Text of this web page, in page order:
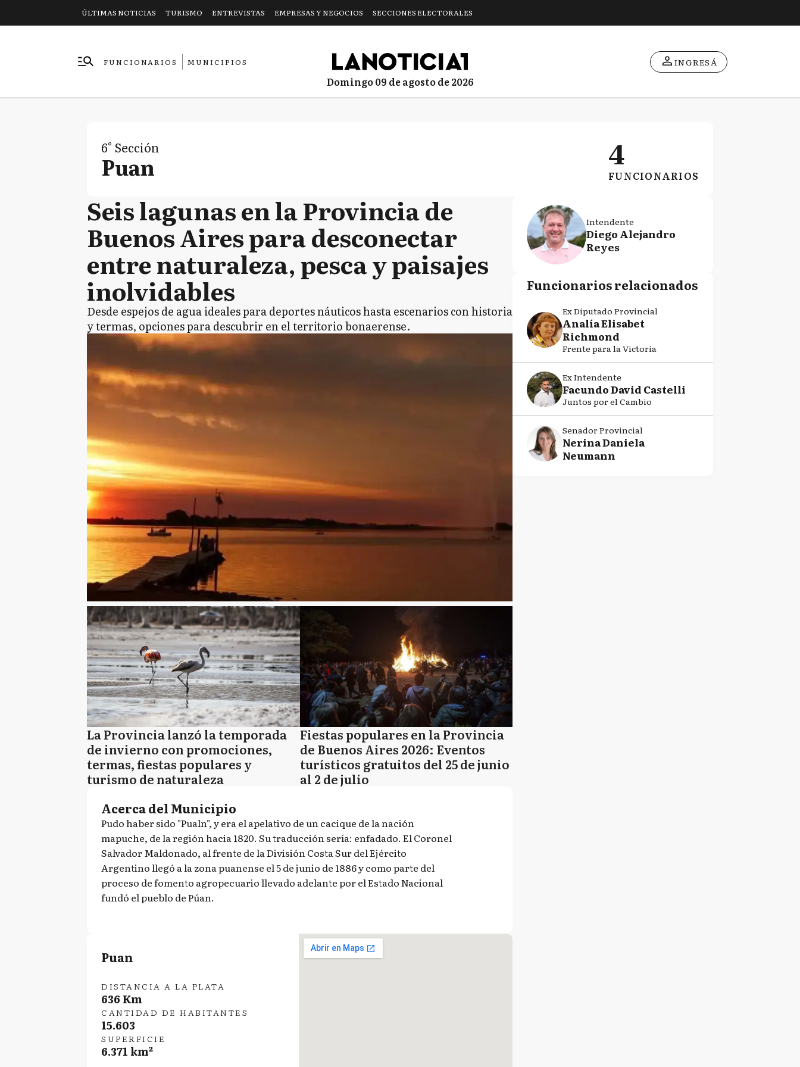
ÚLTIMAS NOTICIAS TURISMO ENTREVISTAS EMPRESAS Y NEGOCIOS SECCIONES ELECTORALES
FUNCIONARIOS
MUNICIPIOS
domingo 09 de agosto de 2026
INGRESÁ
6° Sección
Puan 4
FUNCIONARIOS
Seis lagunas en la Provincia de
Buenos Aires para desconectar
entre naturaleza, pesca y paisajes
inolvidables
Desde espejos de agua ideales para deportes náuticos hasta escenarios con historia
y termas, opciones para descubrir en el territorio bonaerense.
La Provincia lanzó la temporada
de invierno con promociones,
termas, fiestas populares y
turismo de naturaleza
Fiestas populares en la Provincia
de Buenos Aires 2026: Eventos
turísticos gratuitos del 25 de junio
al 2 de julio
Acerca del Municipio
Pudo haber sido "Pualn", y era el apelativo de un cacique de la nación
mapuche, de la región hacia 1820. Su traducción sería: enfadado. El Coronel
Salvador Maldonado, al frente de la División Costa Sur del Ejército
Argentino llegó a la zona puanense el 5 de junio de 1886 y como parte del
proceso de fomento agropecuario llevado adelante por el Estado Nacional
fundó el pueblo de Púan.
Puan
DISTANCIA A LA PLATA
636 Km
CANTIDAD DE HABITANTES
15.603
SUPERFICIE
6.371 km²
Intendente
Diego Alejandro
Reyes
Funcionarios relacionados
Ex Diputado Provincial
Analía Elisabet
Richmond
Frente para la Victoria
Ex Intendente
Facundo David Castelli
Juntos por el Cambio
Senador Provincial
Nerina Daniela
Neumann